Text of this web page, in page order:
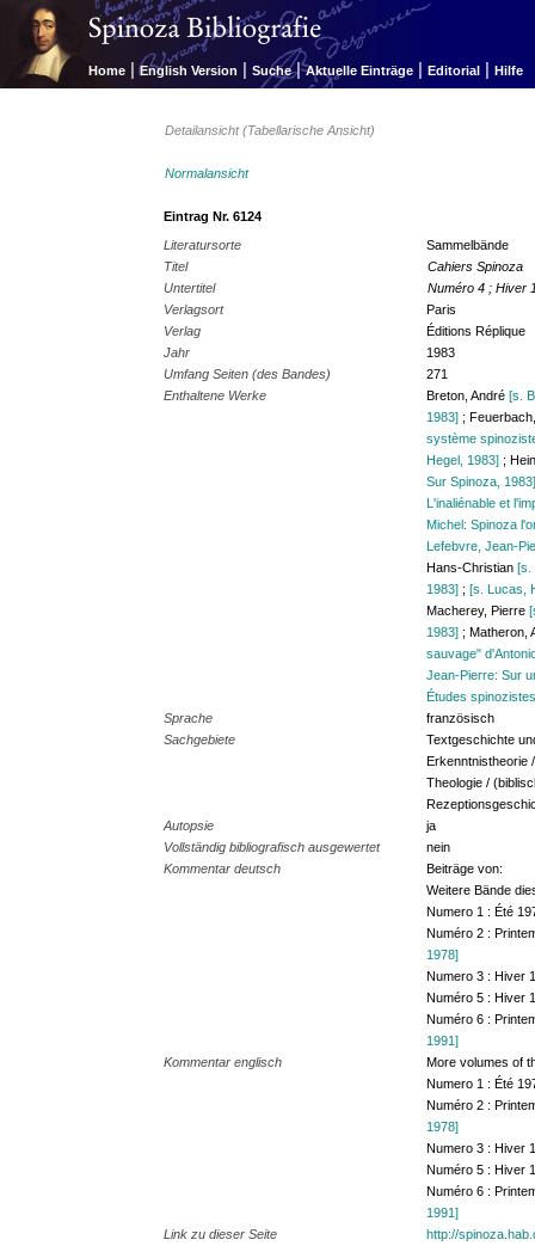
Home | English Version | Suche | Aktuelle Einträge | Editorial | Hilfe
Detailansicht (Tabellarische Ansicht)
Normalansicht
Eintrag Nr. 6124
Literatursorte
Sammelbände
Titel
Cahiers Spinoza
Untertitel
Numéro 4 ; Hiver
Verlagsort
Paris
Verlag
Éditions Réplique
Jahr
1983
Umfang Seiten (des Bandes)
271
Enthaltene Werke
Breton, André[s.
1983] ;
système
Hegel, 1983] ;
Sur Spinoza,
L'inaliénable et
Michel: Spinoza
Lefebvre, Jean-
Hans-Christian[s.
1983] ;[s. Lucas,
Macherey, Pierre
1983] ; Matheron,
sauvage"
Jean-Pierre: Sur
Études
Sprache
französisch
Sachgebiete
Textgeschichte
Erkenntnistheorie
Theologie /
Autopsie
ja
Vollständig bibliografisch ausgewertet
nein
Kommentar deutsch
Beiträge von:
Weitere Bände
Numero 1 : Été
Numéro 2 :
1978]
Numero 3 : Hiver
Numéro 5 : Hiver
Numéro 6 :
1991]
Kommentar englisch
More volumes of
Numero 1 : Été
Numéro 2 :
1978]
Numero 3 : Hiver
Numéro 5 : Hiver
Numéro 6 :
1991]
Link zu dieser Seite
http://